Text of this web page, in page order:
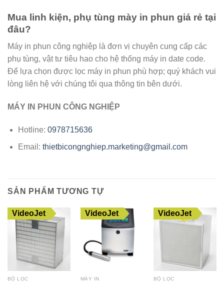
Mua linh kiện, phụ tùng mày in phun giá rẻ tại
đâu?
Máy in phun công nghiệp là đơn vị chuyên cung cấp các
phụ tùng, vật tư tiêu hao cho hệ thống máy in date code.
Để lựa chọn được lọc máy in phun phù hợp; quý khách vui
lòng liên hệ với chúng tôi qua thông tin bên dưới.
MÁY IN PHUN CÔNG NGHIỆP
Hotline: 0978715636
Email: thietbicongnghiep.marketing@gmail.com
SẢN PHẨM TƯƠNG TỰ
VideoJet
BỘ LỌC
VideoJet
MÁY IN
VideoJet
BỘ LỌC